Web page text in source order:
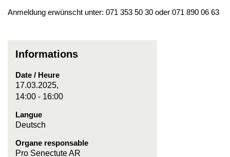
Anmeldung erwünscht unter: 071 353 50 30 oder 071 890 06 63
Informations
Date / Heure
17.03.2025,
14:00 - 16:00
Langue
Deutsch
Organe responsable
Pro Senectute AR